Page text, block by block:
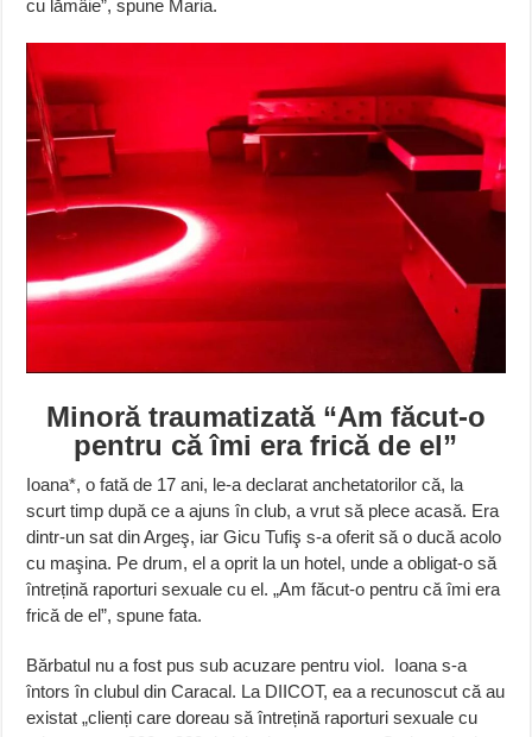
cu lămâie”, spune Maria.
Minoră traumatizată “Am făcut-o
pentru că îmi era frică de el”
Ioana*, o fată de 17 ani, le-a declarat anchetatorilor că, la
scurt timp după ce a ajuns în club, a vrut să plece acasă. Era
dintr-un sat din Argeş, iar Gicu Tufiş s-a oferit să o ducă acolo
cu maşina. Pe drum, el a oprit la un hotel, unde a obligat-o să
întrețină raporturi sexuale cu el. „Am făcut-o pentru că îmi era
frică de el”, spune fata.
Bărbatul nu a fost pus sub acuzare pentru viol. Ioana s-a
întors în clubul din Caracal. La DIICOT, ea a recunoscut că au
existat „clienți care doreau să întrețină raporturi sexuale cu